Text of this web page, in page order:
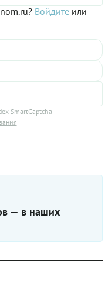
Войдите или
SmartCaptcha
— в наших